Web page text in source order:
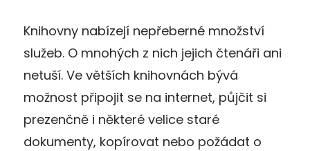
Knihovny nabízejí nepřeberné množství
služeb. O mnohých z nich jejich čtenáři ani
netuší. Ve větších knihovnách bývá
možnost připojit se na internet, půjčit si
prezenčně i některé velice staré
dokumenty, kopírovat nebo požádat o